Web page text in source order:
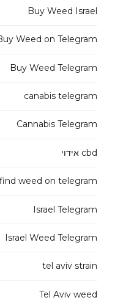
Buy Weed Israel
Weed on Telegram
Buy Weed Telegram
canabis telegram
Cannabis Telegram
cbd אידוי
weed on telegram
Israel Telegram
Israel Weed Telegram
tel aviv strain
Tel Aviv weed